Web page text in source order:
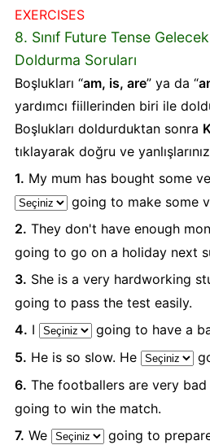
EXERCISES
8. Sınıf Future Tense
Doldurma Soruları
Boşlukları “am, is, are” ya da “
yardımcı fiillerinden biri ile
Boşlukları doldurduktan sonra
tıklayarak doğru ve
1. My mum has bought some
going to make some
2. They don't have enough
going to go on a holiday next
3. She is a very hardworking
going to pass the test easily.
4. I
going to have a
5. He is so slow. He
6. The footballers are very
going to win the match.
7. We going to